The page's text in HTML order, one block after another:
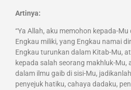
Artinya:
“Ya Allah, aku memohon kepada-
Engkau miliki, yang Engkau namai
Engkau turunkan dalam Kitab-Mu,
kepada salah seorang makhluk-Mu,
dalam ilmu gaib di sisi-Mu,
penyejuk hatiku, cahaya dadaku,